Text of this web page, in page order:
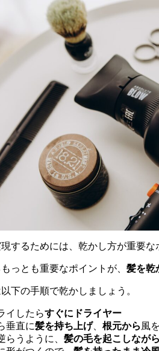
するためには、乾かし方が重要な
っとも重要なポイントが、 髪を乾
下の手順で乾かしましょう。
イしたらすぐにドライヤー
垂直に髪を持ち上げ、 根元から 風
らうように、 髪の毛を起こしながら